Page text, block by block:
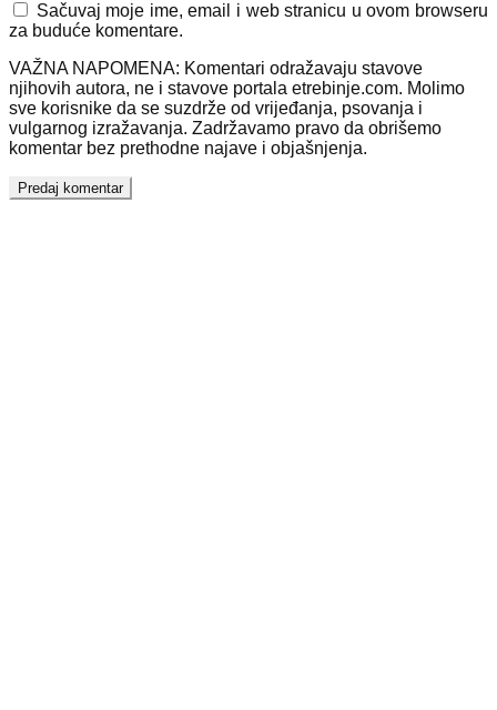
Sačuvaj moje ime, email i web stranicu u ovom browseru
za buduće komentare.
VAŽNA NAPOMENA: Komentari odražavaju stavove
njihovih autora, ne i stavove portala etrebinje.com. Molimo
sve korisnike da se suzdrže od vrijeđanja, psovanja i
vulgarnog izražavanja. Zadržavamo pravo da obrišemo
komentar bez prethodne najave i objašnjenja.